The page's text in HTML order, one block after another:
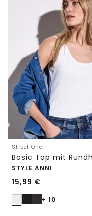
Street One
STYLE ANNI
15,99 €
+ 10